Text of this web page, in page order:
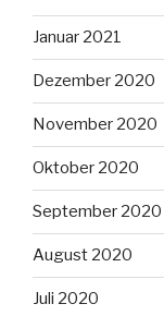
Januar 2021
Dezember 2020
November 2020
Oktober 2020
September 2020
August 2020
Juli 2020